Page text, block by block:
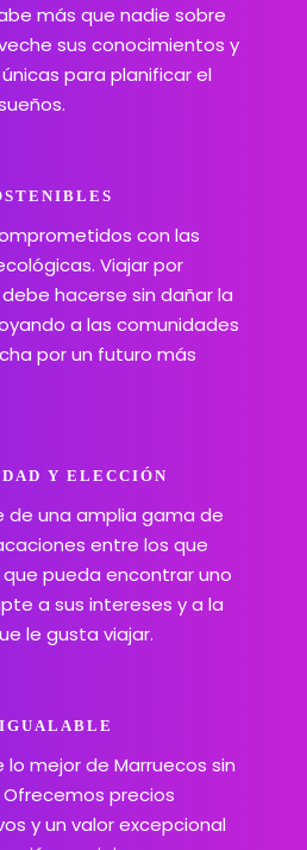
más que nadie sobre
sus conocimientos y
para planificar el
con las
Viajar por
hacerse sin dañar la
a las comunidades
por un futuro más
Y ELECCIÓN
de una amplia gama de
entre los que
pueda encontrar uno
a sus intereses y a la
le gusta viajar.
lo mejor de Marruecos sin
Ofrecemos precios
y un valor excepcional